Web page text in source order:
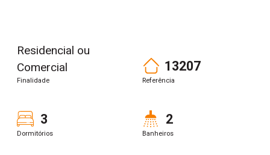
Residencial ou
Comercial
Finalidade
13207
Referência
3
Dormitórios
2
Banheiros